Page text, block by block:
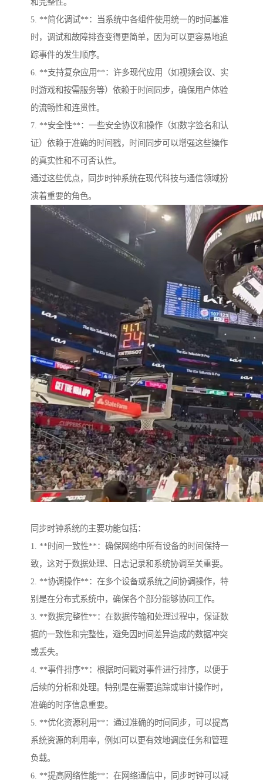
和完整性。
5. **简化调试**：当系统中各组件使用统一的时间基准
时，调试和故障排查变得更简单，因为可以更容易地追
踪事件的发生顺序。
6. **支持复杂应用**：许多现代应用（如视频会议、实
时游戏和按需服务等）依赖于时间同步，确保用户体验
的流畅性和连贯性。
7. **安全性**：一些安全协议和操作（如数字签名和认
证）依赖于准确的时间戳，时间同步可以增强这些操作
的真实性和不可否认性。
通过这些优点，同步时钟系统在现代科技与通信领域扮
演着重要的角色。
同步时钟系统的主要功能包括：
1. **时间一致性**：确保网络中所有设备的时间保持一
致，这对于数据处理、日志记录和系统协调至关重要。
2. **协调操作**：在多个设备或系统之间协调操作，特
别是在分布式系统中，确保各个部分能够协同工作。
3. **数据完整性**：在数据传输和处理过程中，保证数
据的一致性和完整性，避免因时间差异造成的数据冲突
或丢失。
4. **事件排序**：根据时间戳对事件进行排序，以便于
后续的分析和处理。特别是在需要追踪或审计操作时，
准确的时序信息重要。
5. **优化资源利用**：通过准确的时间同步，可以提高
系统资源的利用率，例如可以更有效地调度任务和管理
负载。
6. **提高网络性能**：在网络通信中，同步时钟可以减